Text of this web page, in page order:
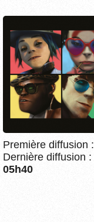
Première diffusion :
Dernière diffusion :
05h40